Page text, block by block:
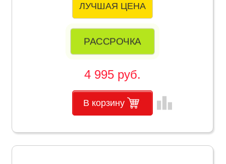
ЛУЧШАЯ ЦЕНА
РАССРОЧКА
4 995 руб.
В корзину leaderboard